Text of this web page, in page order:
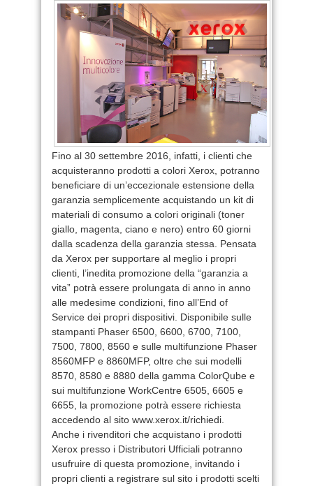
Fino al 30 settembre 2016, infatti, i clienti che
acquisteranno prodotti a colori Xerox, potranno
beneficiare di un’eccezionale estensione della
garanzia semplicemente acquistando un kit di
materiali di consumo a colori originali (toner
giallo, magenta, ciano e nero) entro 60 giorni
dalla scadenza della garanzia stessa. Pensata
da Xerox per supportare al meglio i propri
clienti, l’inedita promozione della “garanzia a
vita” potrà essere prolungata di anno in anno
alle medesime condizioni, fino all’End of
Service dei propri dispositivi. Disponibile sulle
stampanti Phaser 6500, 6600, 6700, 7100,
7500, 7800, 8560 e sulle multifunzione Phaser
8560MFP e 8860MFP, oltre che sui modelli
8570, 8580 e 8880 della gamma ColorQube e
sui multifunzione WorkCentre 6505, 6605 e
6655, la promozione potrà essere richiesta
accedendo al sito www.xerox.it/richiedi.
Anche i rivenditori che acquistano i prodotti
Xerox presso i Distributori Ufficiali potranno
usufruire di questa promozione, invitando i
propri clienti a registrare sul sito i prodotti scelti